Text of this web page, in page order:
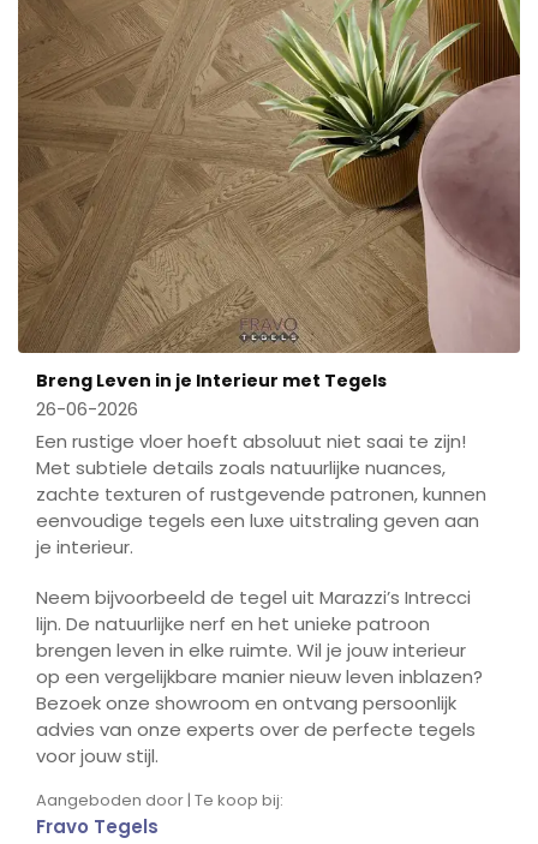
Breng Leven in je Interieur met Tegels
26-06-2026
Een rustige vloer hoeft absoluut niet saai te zijn!
Met subtiele details zoals natuurlijke nuances,
zachte texturen of rustgevende patronen, kunnen
eenvoudige tegels een luxe uitstraling geven aan
je interieur.
Neem bijvoorbeeld de tegel uit Marazzi’s Intrecci
lijn. De natuurlijke nerf en het unieke patroon
brengen leven in elke ruimte. Wil je jouw interieur
op een vergelijkbare manier nieuw leven inblazen?
Bezoek onze showroom en ontvang persoonlijk
advies van onze experts over de perfecte tegels
voor jouw stijl.
Aangeboden door | Te koop bij:
Fravo Tegels